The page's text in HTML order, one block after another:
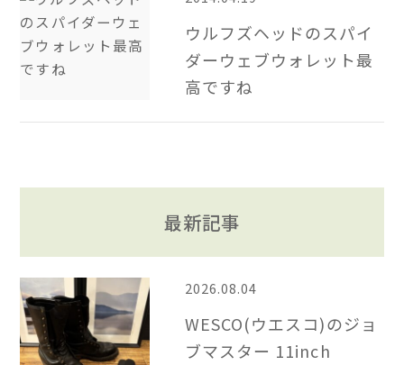
ウルフズヘッドのスパイ
ダーウェブウォレット最
高ですね
最新記事
2026.08.04
WESCO(ウエスコ)のジョ
ブマスター 11inch